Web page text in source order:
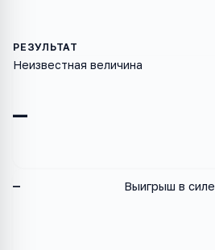
—
Неизвестная величина
— Выигрыш в силе